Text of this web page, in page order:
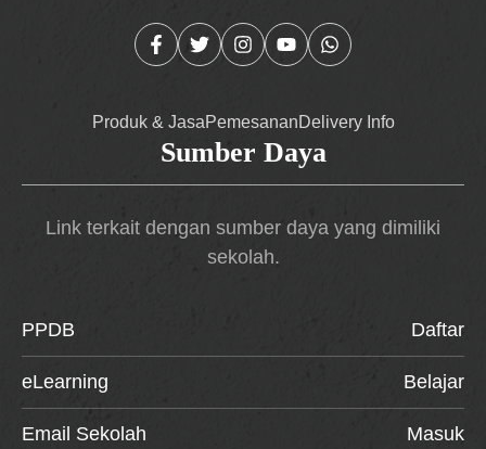
Produk & JasaPemesananDelivery Info
Sumber Daya
Link terkait dengan sumber daya yang dimiliki
sekolah.
PPDB Daftar
eLearning Belajar
Email Sekolah Masuk